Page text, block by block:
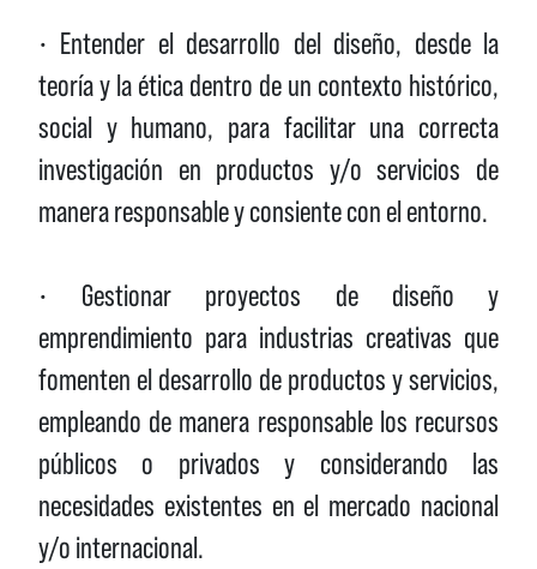
• Entender el desarrollo del diseño, desde la
teoría y la ética dentro de un contexto histórico,
social y humano, para facilitar una correcta
investigación en productos y/o servicios de
manera responsable y consiente con el entorno.
• Gestionar proyectos de diseño y
emprendimiento para industrias creativas que
fomenten el desarrollo de productos y servicios,
empleando de manera responsable los recursos
públicos o privados y considerando las
necesidades existentes en el mercado nacional
y/o internacional.